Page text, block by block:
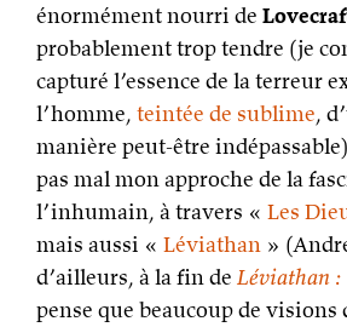
énormément nourri de
probablement trop tendre (je
capturé l’essence de la terreur
l’homme, teintée de sublime,
manière peut-être
pas mal mon approche de la
l’inhumain, à travers « Les
mais aussi « Léviathan »
d’ailleurs, à la fin de Léviathan
pense que beaucoup de visions